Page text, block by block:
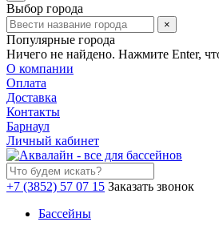
Выбор города
×
Популярные города
Ничего не найдено. Нажмите Enter,
О компании
Оплата
Доставка
Контакты
Барнаул
Личный кабинет
+7 (3852) 57 07 15 Заказать звонок
Бассейны